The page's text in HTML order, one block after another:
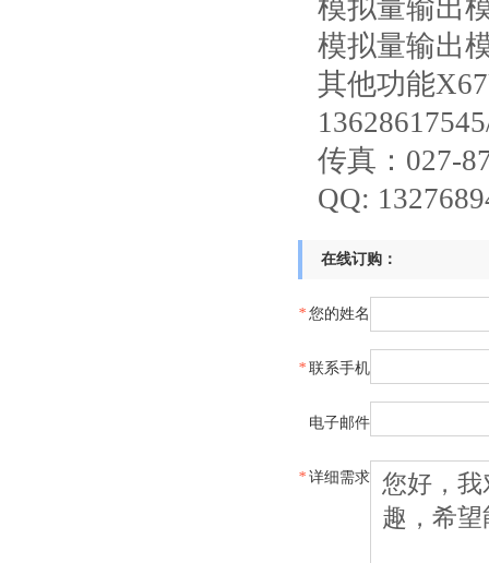
模拟量输出
模拟量输出
其他功能
传真：027-
QQ:
在线订购：
* 您的姓名
* 联系手机
电子邮件
* 详细需求